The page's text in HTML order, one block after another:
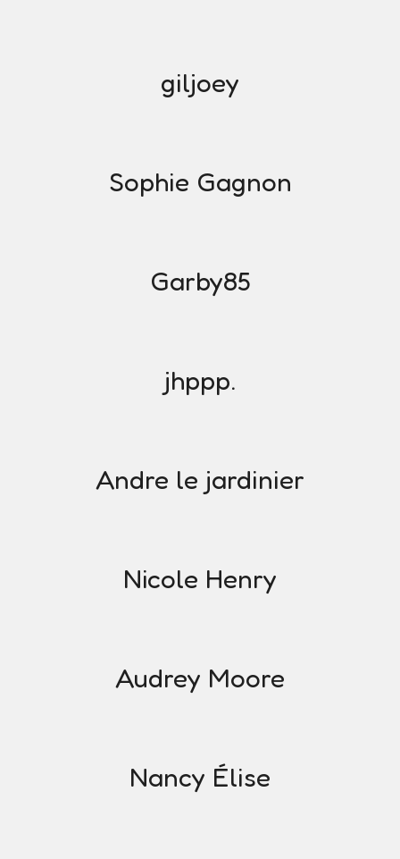
giljoey
Sophie Gagnon
Garby85
jhppp.
Andre le jardinier
Nicole Henry
Audrey Moore
Nancy Élise